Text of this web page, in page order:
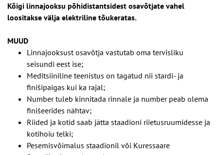
Kõigi linnajooksu põhidistantsidest osavõtjate vahel
loositakse välja elektriline tõukeratas.
MUUD
Linnajooksust osavõtja vastutab oma tervisliku
seisundi eest ise;
Meditsiiniline teenistus on tagatud nii stardi- ja
finišipaigas kui ka rajal;
Number tuleb kinnitada rinnale ja number peab olema
finišeerides nähtav;
Riided ja kotid saab jätta staadioni riietusruumidesse ja
kotihoiu telki;
Pesemisvõimalus staadionil või Kuressaare